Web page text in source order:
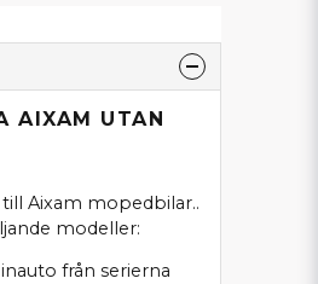
AIXAM UTAN
Aixam mopedbilar..
modeller:
från serierna